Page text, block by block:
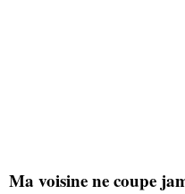
Ma voisine ne coupe